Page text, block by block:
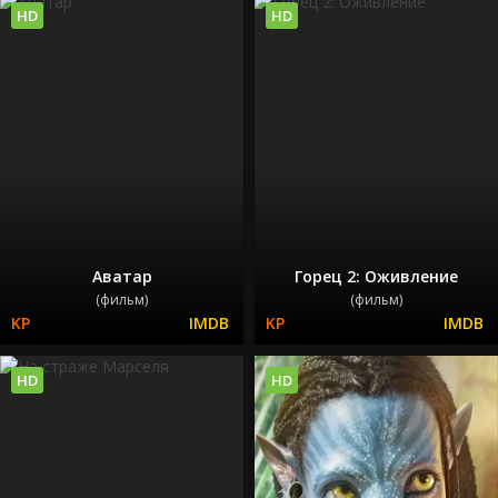
Аватар
(фильм)
HD
Горец 2: Оживление
(фильм)
HD
HD HD